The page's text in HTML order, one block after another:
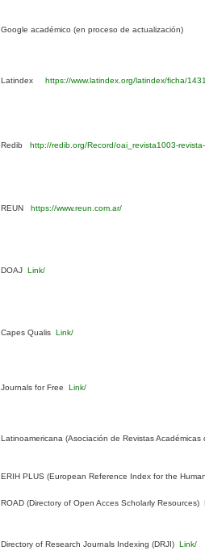
Google académico (en proceso de actualización)
Latindex https://www.latindex.org/latindex/ficha/
Redib http://redib.org/Record/oai_revista1003-
REUN https://www.reun.com.ar/
DOAJ Link/
Capes Qualis Link/
Journals for Free Link/
Latinoamericana (Asociación de Revistas
ERIH PLUS (European Reference Index for the
ROAD (Directory of Open Acces Scholarly Resources)
Directory of Research Journals Indexing (DRJI) Link/